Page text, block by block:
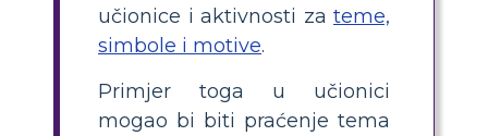
učionice i aktivnosti za teme,
simbole i motive.
Primjer toga u učionici
mogao bi biti praćenje tema